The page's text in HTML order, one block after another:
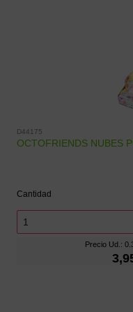
D44175
OCTOFRIENDS NUBES
Cantidad
Precio Ud.: